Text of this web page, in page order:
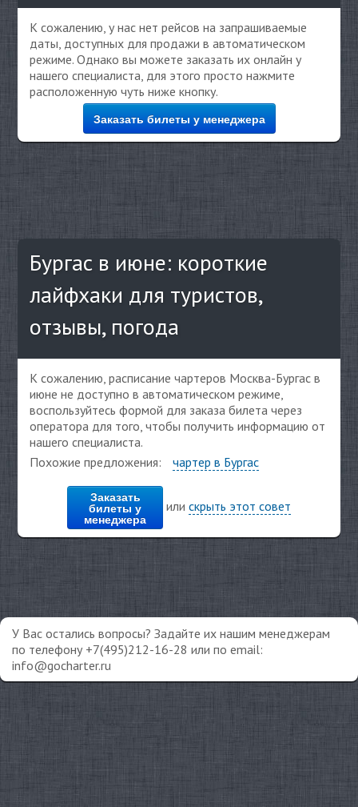
К сожалению, у нас нет рейсов на запрашиваемые
даты, доступных для продажи в автоматическом
режиме. Однако вы можете заказать их онлайн у
нашего специалиста, для этого просто нажмите
расположенную чуть ниже кнопку.
Заказать билеты у менеджера
Бургас в июне: короткие
лайфхаки для туристов,
отзывы, погода
К сожалению, расписание чартеров Москва-Бургас в
июне не доступно в автоматическом режиме,
воспользуйтесь формой для заказа билета через
оператора для того, чтобы получить информацию от
нашего специалиста.
Похожие предложения:
чартер в Бургас
Заказать
билеты у
менеджера
или скрыть этот совет
У Вас остались вопросы? Задайте их нашим менеджерам
по телефону +7(495)212-16-28 или по email:
info@gocharter.ru